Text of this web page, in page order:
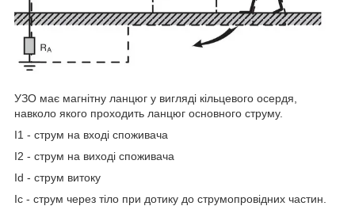
УЗО має магнітну ланцюг у вигляді кільцевого осердя,
навколо якого проходить ланцюг основного струму.
I1 - струм на вході споживача
I2 - струм на виході споживача
Id - струм витоку
Ic - струм через тіло при дотику до струмопровідних частин.